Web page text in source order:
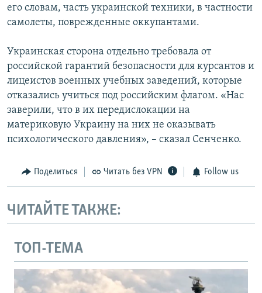
его словам, часть украинской техники, в частности
самолеты, поврежденные оккупантами.
Украинская сторона отдельно требовала от
российской гарантий безопасности для курсантов и
лицеистов военных учебных заведений, которые
отказались учиться под российским флагом. «Нас
заверили, что в их передислокации на
материковую Украину на них не оказывать
психологического давления», – сказал Сенченко.
Поделиться Читать без VPN Follow us
ЧИТАЙТЕ ТАКЖЕ:
ТОП-ТЕМА